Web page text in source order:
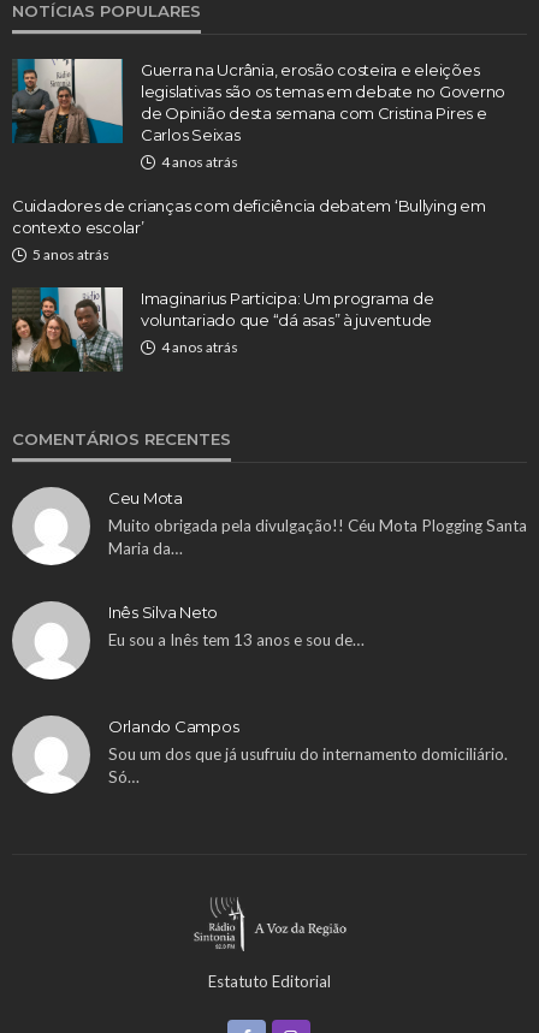
NOTÍCIAS POPULARES
Guerra na Ucrânia, erosão costeira e eleições
legislativas são os temas em debate no Governo
de Opinião desta semana com Cristina Pires e
Carlos Seixas
4 anos atrás
Cuidadores de crianças com deficiência debatem ‘Bullying em
contexto escolar’
5 anos atrás
Imaginarius Participa: Um programa de
voluntariado que “dá asas” à juventude
4 anos atrás
COMENTÁRIOS RECENTES
Ceu Mota
Muito obrigada pela divulgação!! Céu Mota Plogging Santa
Maria da…
Inês Silva Neto
Eu sou a Inês tem 13 anos e sou de…
Orlando Campos
Sou um dos que já usufruiu do internamento domiciliário.
Só…
Estatuto Editorial